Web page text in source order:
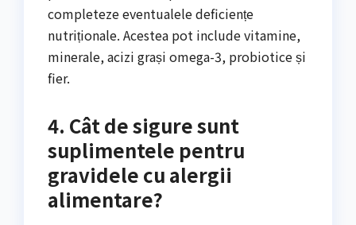
completeze eventualele deficiențe
nutriționale. Acestea pot include vitamine,
minerale, acizi grași omega-3, probiotice și
fier.
4. Cât de sigure sunt
suplimentele pentru
gravidele cu alergii
alimentare?